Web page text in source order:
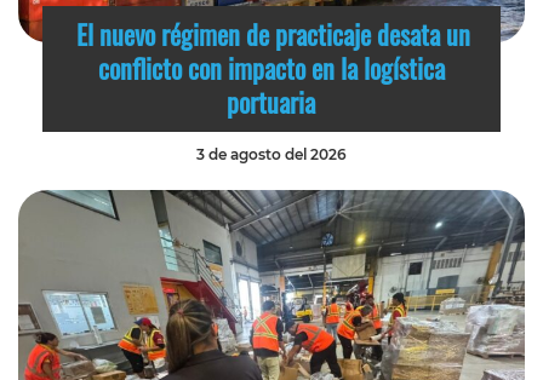
El nuevo régimen de practicaje desata un
conflicto con impacto en la logística
portuaria
3 de agosto del 2026